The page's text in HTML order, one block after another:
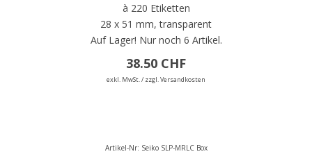
à 220 Etiketten
28 x 51 mm, transparent
Auf Lager! Nur noch 6 Artikel.
38.50 CHF
exkl. MwSt. / zzgl. Versandkosten
Artikel-Nr: Seiko SLP-MRLC Box